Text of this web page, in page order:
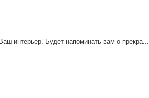
интерьер. Будет напоминать вам о прекра...